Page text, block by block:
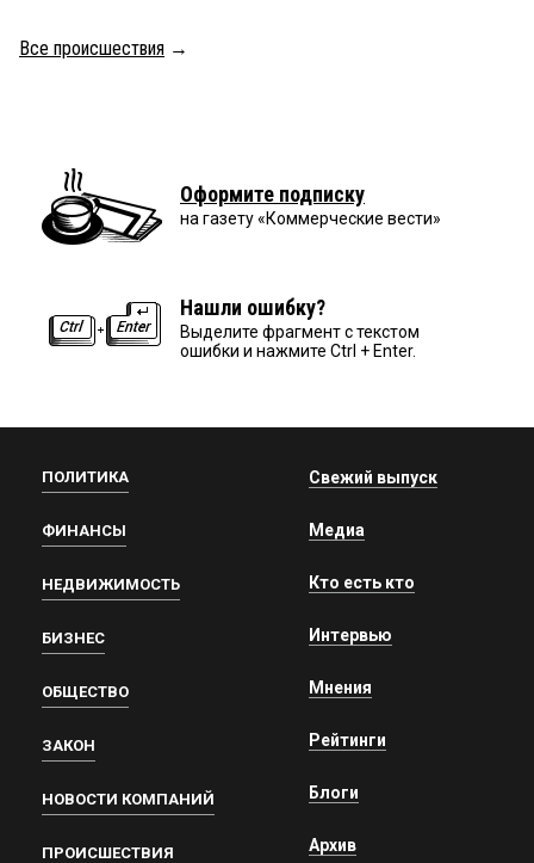
Все происшествия →
Оформите подписку
на газету «Коммерческие вести»
Нашли ошибку?
Выделите фрагмент с текстом
ошибки и нажмите Ctrl + Enter.
ПОЛИТИКА
ФИНАНСЫ
НЕДВИЖИМОСТЬ
БИЗНЕС
ОБЩЕСТВО
ЗАКОН
НОВОСТИ КОМПАНИЙ
ПРОИСШЕСТВИЯ
Свежий выпуск
Медиа
Кто есть кто
Интервью
Мнения
Рейтинги
Блоги
Архив